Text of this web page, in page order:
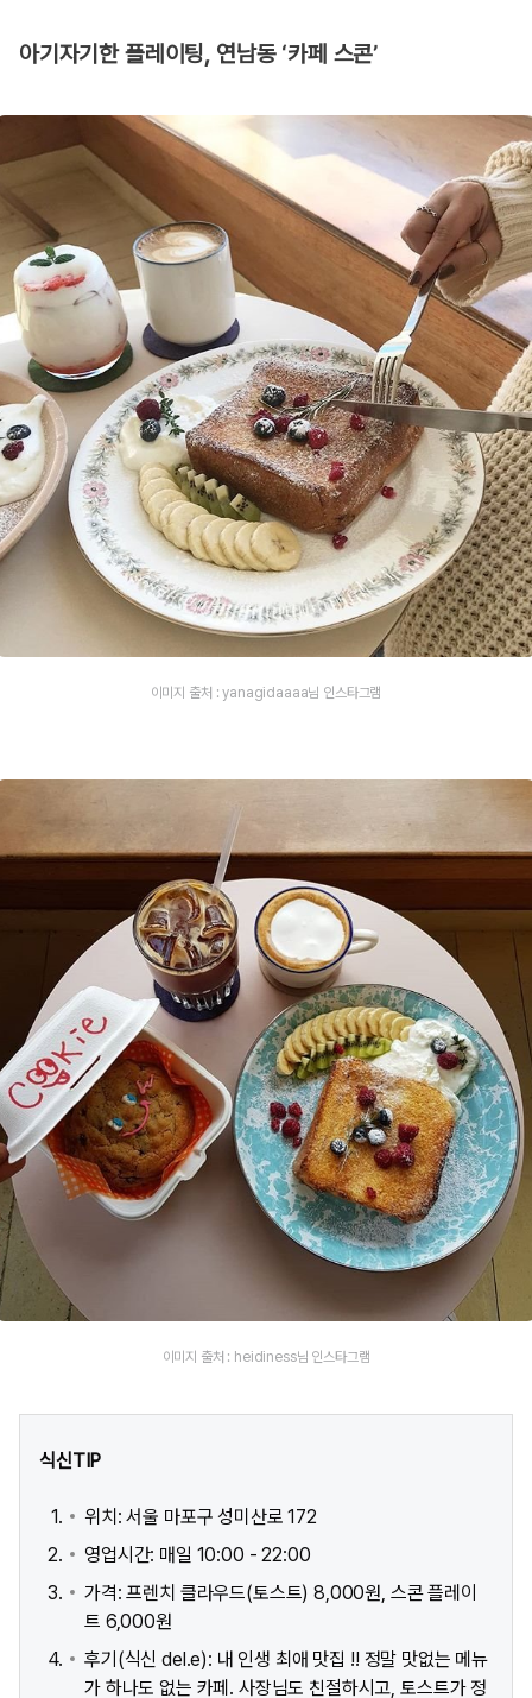
아기자기한 플레이팅, 연남동 ‘카페 스콘’
이미지 출처 : yanagidaaaa님 인스타그램
이미지 출처 : heidiness님 인스타그램
식신TIP
위치: 서울 마포구 성미산로 172
영업시간: 매일 10:00 - 22:00
가격: 프렌치 클라우드(토스트) 8,000원, 스콘 플레이
트 6,000원
후기(식신 del.e): 내 인생 최애 맛집 !! 정말 맛없는 메뉴
가 하나도 없는 카페. 사장님도 친절하시고, 토스트가 정